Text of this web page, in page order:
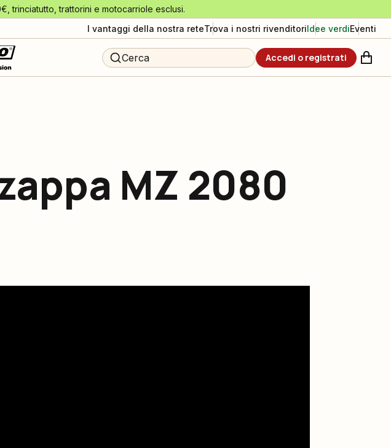
trinciatutto, trattorini e motocarriole esclusi.
I vantaggi della nostra reteTrova i nostri rivenditoriIdee verdiEventi
Cerca Accedi o registrati
MZ 2080